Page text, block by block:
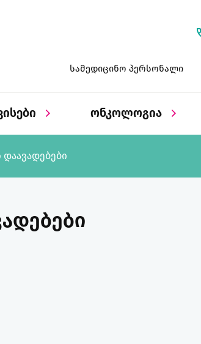
სამედიცინო პერსონალი
ონკოლოგია